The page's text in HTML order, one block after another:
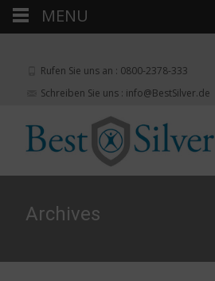
Rufen Sie uns an : 0800-2378-333
Schreiben Sie uns : info@BestSilver.de
Archives
MENU